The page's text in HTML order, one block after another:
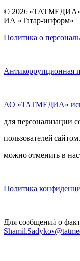
© 2026 «ТАТМЕДИА»
ИА «Татар-информ»
Политика о
Антикоррупционная
АО «ТАТМЕДИА»
для персонализации
пользователей
можно отменить в
Политика
Для сообщений о